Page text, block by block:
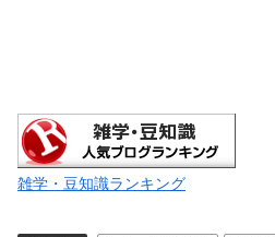
雑学・豆知識ランキング